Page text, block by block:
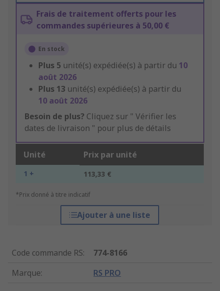
Frais de traitement offerts pour les
commandes supérieures à 50,00 €
En stock
Plus 5 unité(s) expédiée(s) à partir du 10
août 2026
Plus 13 unité(s) expédiée(s) à partir du
10 août 2026
Besoin de plus? Cliquez sur " Vérifier les
dates de livraison " pour plus de détails
Unité Prix par unité
1 + 113,33 €
*Prix donné à titre indicatif
Ajouter à une liste
Code commande RS:
774-8166
Marque: RS PRO